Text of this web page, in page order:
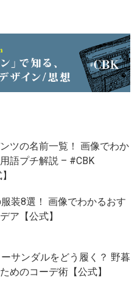
ツの名前一覧！ 画像でわか
語プチ解説 – #CBK
装8選！ 画像でわかるおす
ア【公式】
サンダルをどう履く？ 野暮
めのコーデ術【公式】